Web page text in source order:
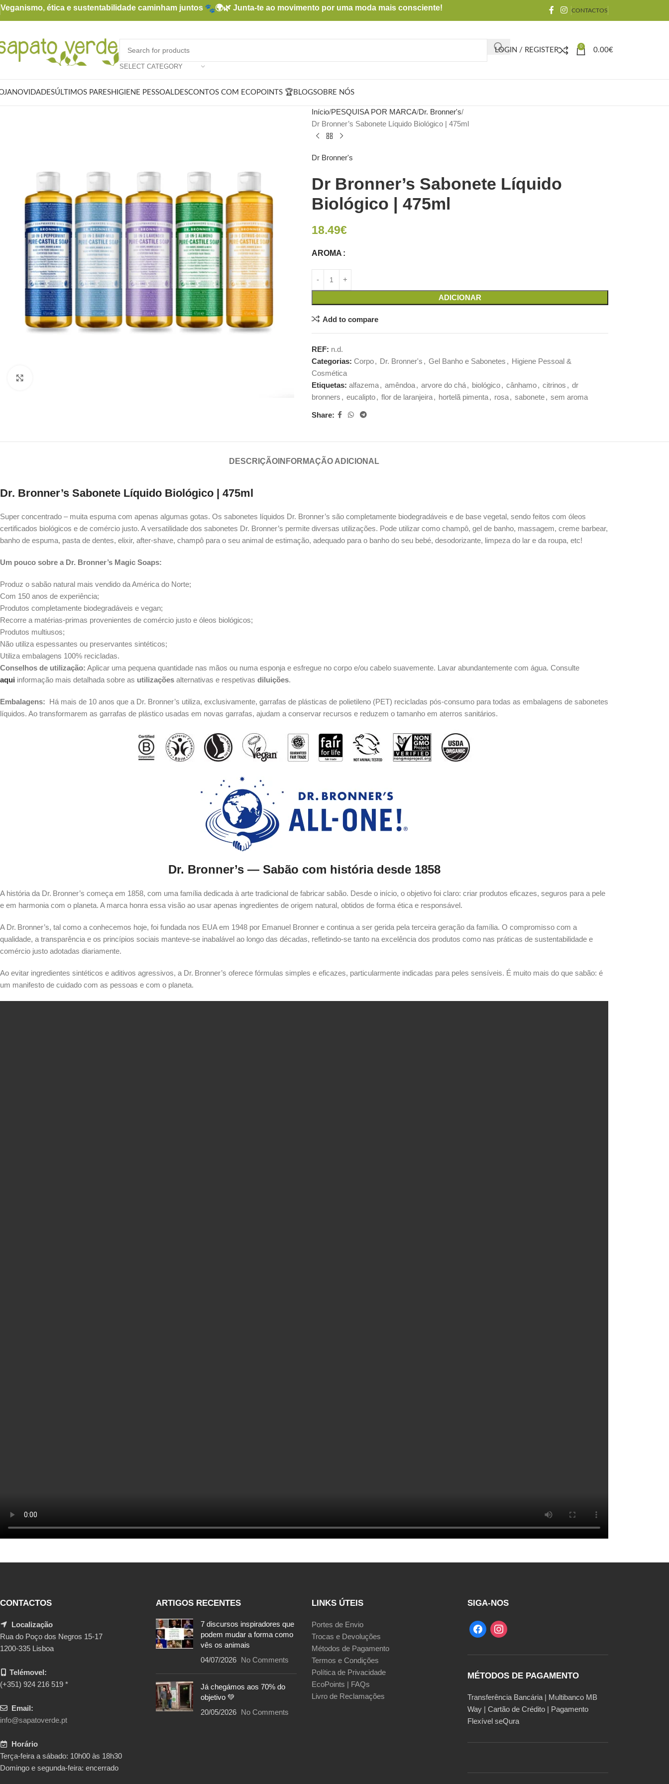
Veganismo, ética e sustentabilidade caminham juntos 🌍🌿 Junta-te ao movimento por uma moda mais consciente! CONTACTOS
SELECT CATEGORY
LOGIN / REGISTER
0
0.00€
NOVIDADESÚLTIMOS PARESHIGIENE PESSOALDESCONTOS COM ECOPOINTS 🏆 BLOGSOBRE NÓS
Início PESQUISA POR MARCA Dr. Bronner's
Dr Bronner’s Sabonete Líquido Biológico | 475ml
Dr Bronner's
Dr Bronner’s Sabonete Líquido
Biológico | 475ml
18.49€
AROMA
ADICIONAR
Add to compare
REF: n.d.
Categorias: Corpo, Dr. Bronner's , Gel Banho e Sabonetes , Higiene Pessoal &
Cosmética
Etiquetas: alfazema, amêndoa, arvore do chá, biológico, cânhamo, citrinos , dr
bronners , eucalipto, flor de laranjeira, hortelã pimenta, rosa, sabonete, sem aroma
Share:
DESCRIÇÃO INFORMAÇÃO ADICIONAL
Dr. Bronner’s Sabonete Líquido Biológico | 475ml
Super concentrado – muita espuma com apenas algumas gotas. Os sabonetes líquidos Dr. Bronner’s são completamente biodegradáveis e de base vegetal, sendo feitos com óleos
certificados biológicos e de comércio justo. A versatilidade dos sabonetes Dr. Bronner’s permite diversas utilizações. Pode utilizar como champô, gel de banho, massagem, creme barbear,
banho de espuma, pasta de dentes, elixir, after-shave, champô para o seu animal de estimação, adequado para o banho do seu bebé, desodorizante, limpeza do lar e da roupa, etc!
Um pouco sobre a Dr. Bronner’s Magic Soaps:
Produz o sabão natural mais vendido da América do Norte;
Com 150 anos de experiência;
Produtos completamente biodegradáveis e vegan;
Recorre a matérias-primas provenientes de comércio justo e óleos biológicos;
Produtos multiusos;
Não utiliza espessantes ou preservantes sintéticos;
Utiliza embalagens 100% recicladas.
Conselhos de utilização: Aplicar uma pequena quantidade nas mãos ou numa esponja e esfregue no corpo e/ou cabelo suavemente. Lavar abundantemente com água. Consulte
aqui informação mais detalhada sobre as utilizações alternativas e respetivas diluições.
Embalagens: Há mais de 10 anos que a Dr. Bronner’s utiliza, exclusivamente, garrafas de plásticas de polietileno (PET) recicladas pós-consumo para todas as embalagens de sabonetes
líquidos. Ao transformarem as garrafas de plástico usadas em novas garrafas, ajudam a conservar recursos e reduzem o tamanho em aterros sanitários.
Dr. Bronner’s — Sabão com história desde 1858
A história da Dr. Bronner’s começa em 1858, com uma família dedicada à arte tradicional de fabricar sabão. Desde o início, o objetivo foi claro: criar produtos eficazes, seguros para a pele
e em harmonia com o planeta. A marca honra essa visão ao usar apenas ingredientes de origem natural, obtidos de forma ética e responsável.
A Dr. Bronner’s, tal como a conhecemos hoje, foi fundada nos EUA em 1948 por Emanuel Bronner e continua a ser gerida pela terceira geração da família. O compromisso com a
qualidade, a transparência e os princípios sociais manteve-se inabalável ao longo das décadas, refletindo-se tanto na excelência dos produtos como nas práticas de sustentabilidade e
comércio justo adotadas diariamente.
Ao evitar ingredientes sintéticos e aditivos agressivos, a Dr. Bronner’s oferece fórmulas simples e eficazes, particularmente indicadas para peles sensíveis. É muito mais do que sabão: é
um manifesto de cuidado com as pessoas e com o planeta.
CONTACTOS
Localização
Rua do Poço dos Negros 15-17
1200-335 Lisboa
Telémovel:
(+351) 924 216 519 *
Email:
info@sapatoverde.pt
Horário
Terça-feira a sábado: 10h00 às 18h30
Domingo e segunda-feira: encerrado
ARTIGOS RECENTES
7 discursos inspiradores que
podem mudar a forma como
vês os animais
04/07/2026 No Comments
Já chegámos aos 70% do
objetivo 💚
20/05/2026 No Comments
LINKS ÚTEIS
Portes de Envio
Trocas e Devoluções
Métodos de Pagamento
Termos e Condições
Política de Privacidade
EcoPoints | FAQs
Livro de Reclamações
SIGA-NOS
MÉTODOS DE PAGAMENTO
Transferência Bancária | Multibanco MB
Way | Cartão de Crédito | Pagamento
Flexível seQura